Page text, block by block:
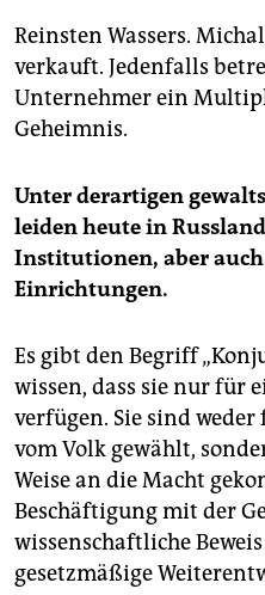
Reinsten Wassers.
verkauft. Jedenfalls
Unternehmer ein
Geheimnis.
Unter derartigen
leiden heute in
Institutionen, aber
Einrichtungen.
Es gibt den Begriff
wissen, dass sie nur für
verfügen. Sie sind
vom Volk gewählt,
Weise an die Macht
Beschäftigung mit der
wissenschaftliche
gesetzmäßige